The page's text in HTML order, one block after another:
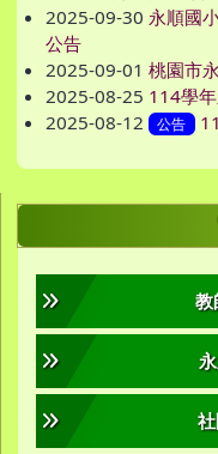
2025-09-30 永順國
公告
2025-09-01 桃園市
2025-08-25 114學
2025-08-12
公告
右邊區域內容
教